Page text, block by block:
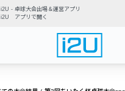
i2U - 卓球大会出場＆運営アプリ
i2U アプリで開く